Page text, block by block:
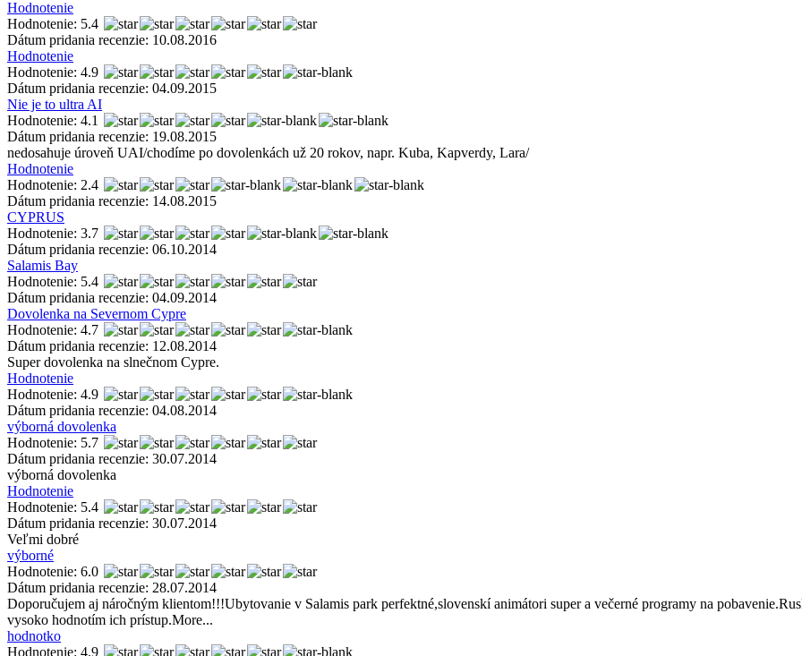
Hodnotenie
Hodnotenie: 5.4
Dátum pridania recenzie: 10.08.2016
Hodnotenie
Hodnotenie: 4.9
Dátum pridania recenzie: 04.09.2015
Nie je to ultra AI
Hodnotenie: 4.1
Dátum pridania recenzie: 19.08.2015
nedosahuje úroveň UAI/chodíme po dovolenkách už 20 rokov, napr. Kuba, Kapverdy, Lara/
Hodnotenie
Hodnotenie: 2.4
Dátum pridania recenzie: 14.08.2015
CYPRUS
Hodnotenie: 3.7
Dátum pridania recenzie: 06.10.2014
Salamis Bay
Hodnotenie: 5.4
Dátum pridania recenzie: 04.09.2014
Dovolenka na Severnom Cypre
Hodnotenie: 4.7
Dátum pridania recenzie: 12.08.2014
Super dovolenka na slnečnom Cypre.
Hodnotenie
Hodnotenie: 4.9
Dátum pridania recenzie: 04.08.2014
výborná dovolenka
Hodnotenie: 5.7
Dátum pridania recenzie: 30.07.2014
výborná dovolenka
Hodnotenie
Hodnotenie: 5.4
Dátum pridania recenzie: 30.07.2014
Veľmi dobré
výborné
Hodnotenie: 6.0
Dátum pridania recenzie: 28.07.2014
Doporučujem aj náročným klientom!!!Ubytovanie v Salamis park perfektné,slovenskí animátori super a večerné programy na
vysoko hodnotím ich prístup.More...
hodnotko
Hodnotenie: 4.9